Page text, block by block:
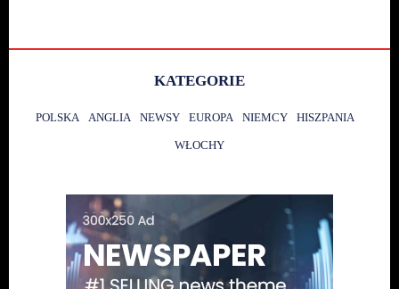
KATEGORIE
POLSKA ANGLIA NEWSY EUROPA NIEMCY HISZPANIA
WŁOCHY